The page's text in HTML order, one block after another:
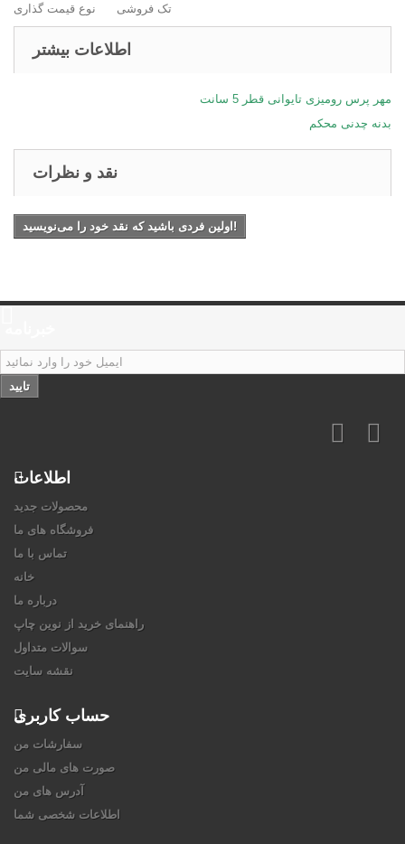
نوع قیمت گذاری
تک فروشی
اطلاعات بیشتر
مهر پرس رومیزی تایوانی قطر 5 سانت
بدنه چدنی محکم
نقد و نظرات
اولین فردی باشید که نقد خود را می‌نویسید!
تایید
اطلاعات
محصولات جدید
فروشگاه های ما
تماس با ما
خانه
درباره ما
راهنمای خرید از نوین چاپ
سوالات متداول
نقشه سایت
حساب کاربری
سفارشات من
صورت های مالی من
آدرس های من
اطلاعات شخصی شما